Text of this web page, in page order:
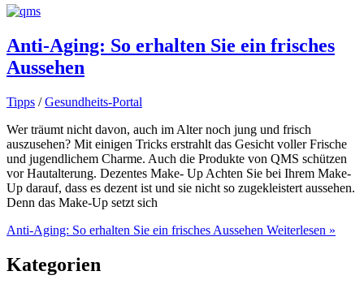
Anti-Aging: So erhalten Sie ein frisches
Aussehen
Tipps /Gesundheits-Portal
Wer träumt nicht davon, auch im Alter noch jung und frisch
auszusehen? Mit einigen Tricks erstrahlt das Gesicht voller Frische
und jugendlichem Charme. Auch die Produkte von QMS schützen
vor Hautalterung. Dezentes Make- Up Achten Sie bei Ihrem Make-
Up darauf, dass es dezent ist und sie nicht so zugekleistert aussehen.
Denn das Make-Up setzt sich
Anti-Aging: So erhalten Sie ein frisches Aussehen Weiterlesen »
Kategorien